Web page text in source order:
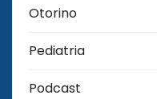
Otorino
Pediatria
Podcast